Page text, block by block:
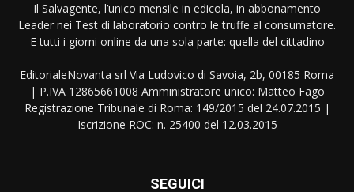
Il Salvagente, l’unico mensile in edicola, in abbonamento
Leader nei Test di laboratorio contro le truffe al consumatore.
E tutti i giorni online da una sola parte: quella del cittadino
EditorialeNovanta srl Via Ludovico di Savoia, 2b, 00185 Roma
| P.IVA 12865661008 Amministratore unico: Matteo Fago
Registrazione Tribunale di Roma: 149/2015 del 24.07.2015 |
Iscrizione ROC: n. 25400 del 12.03.2015
SEGUICI